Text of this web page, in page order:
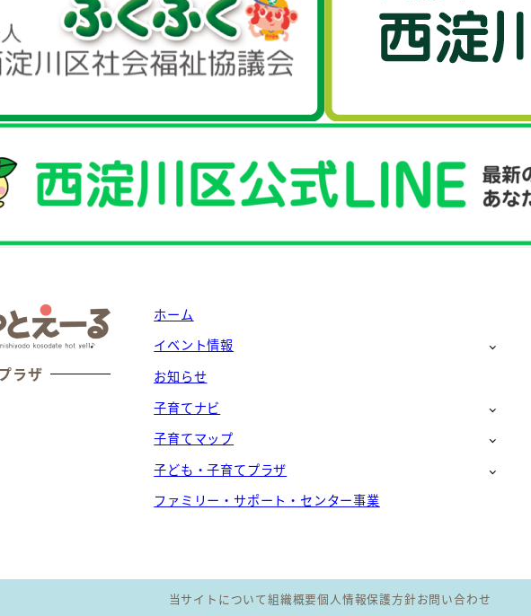
ラザ
ホーム
イベント情報
お知らせ
子育てナビ
子育てマップ
子ども・子育てプラザ
ファミリー・サポート・センター事業
当サイトについて組織概要個人情報保護方針お問い合わせ